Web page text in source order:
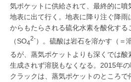
気ポケットに供給されて、最終的に噴
地表に出て行く。地表に降り注ぐ降
からもたらされる硫化水素を酸化する
（SO4
2-）。硫酸は岩石を溶かす（＝
るが、蒸気ポケットよりも深くでは
生成されず溶脱もなくなる。2015年
クラックは、蒸気ポケットのところで